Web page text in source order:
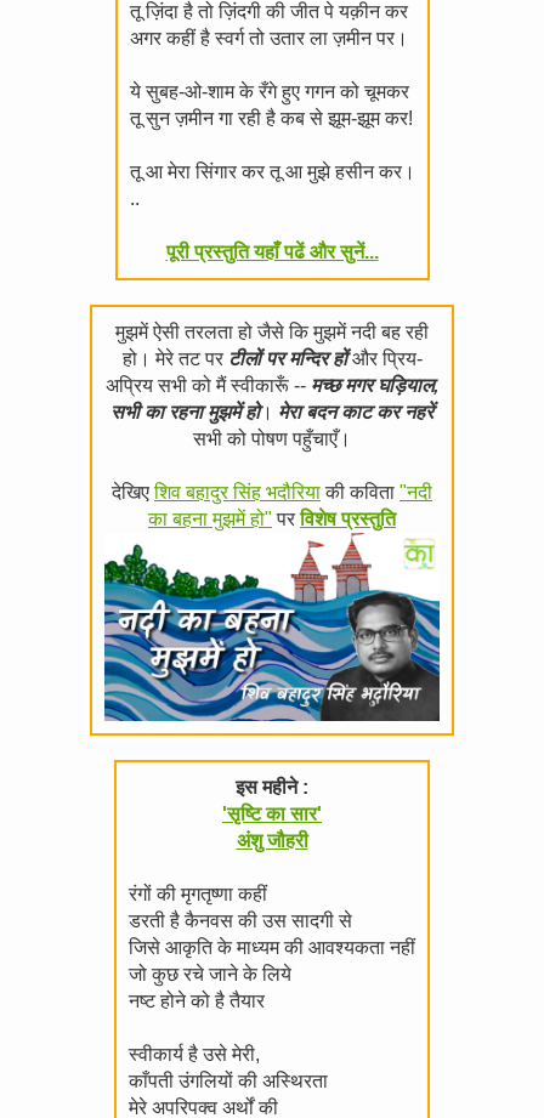
तू ज़िंदा है तो ज़िंदगी की जीत पे यक़ीन कर
अगर कहीं है स्वर्ग तो उतार ला ज़मीन पर।
ये सुबह-ओ-शाम के रँगे हुए गगन को चूमकर
तू सुन ज़मीन गा रही है कब से झूम-झूम कर!
तू आ मेरा सिंगार कर तू आ मुझे हसीन कर।
..
पूरी प्रस्तुति यहाँ पढें और सुनें...
मुझमें ऐसी तरलता हो जैसे कि मुझमें नदी बह रही
हो। मेरे तट पर टीलों पर मन्दिर होंऔर प्रिय-
अप्रिय सभी को मैं स्वीकारूँ -- मच्छ मगर घड़ियाल,
सभी का रहना मुझमें हो। मेरा बदन काट कर नहरें
सभी को पोषण पहुँचाएँ।
देखिएशिव बहादुर सिंह भदौरियाकी कविता "नदी
का बहना मुझमें हो" परविशेष प्रस्तुति
इस महीने :
'सृष्टि का सार'
अंशु जौहरी
रंगों की मृगतृष्णा कहीं
डरती है कैनवस की उस सादगी से
जिसे आकृति के माध्यम की आवश्यकता नहीं
जो कुछ रचे जाने के लिये
नष्ट होने को है तैयार
स्वीकार्य है उसे मेरी,
काँपती उंगलियों की अस्थिरता
मेरे अपरिपक्व अर्थों की